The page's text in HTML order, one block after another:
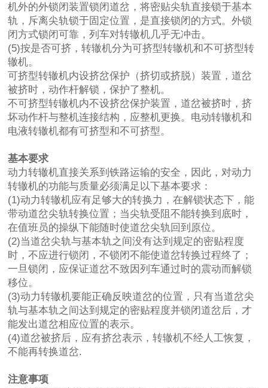
机外的外锁闭装置锁闭道岔，将密贴尖轨直接锁于基本
轨，斥离尖轨锁于固定位置，是直接锁闭的方式。外锁
闭方式锁闭可靠，列车对转辙机几乎无冲击。
(5)按是否可挤，转辙机分为可挤型转辙机和不可挤型转
辙机。
可挤型转辙机内设挤岔保护（挤切或挤脱）装置，道岔
被挤时，动作杆解锁，保护了整机。
不可挤型转辙机内不设挤岔保护装置，道岔被挤时，挤
坏动作杆与整机连接结构，应整机更换。电动转辙机和
电液转辙机都有可挤型和不可挤型。
基本要求
动力转辙机直接关系到铁路运输的安全，因此，对动力
转辙机的功能与质量必须满足以下基本要求：
(1)动力转辙机应有足够大的转换力，在解锁状态下，能
带动道岔尖轨转换位置；当尖轨受阻不能转换到底时，
在值班员的操纵下能随时使道岔尖轨回到原位。
(2)当道岔尖轨与基本轨之间没有达到规定的密贴程度
时，不应进行锁闭，不锁闭不能使道岔转换过程终了；
一旦锁闭，应保证道岔不致因列车通过时的震动而解锁
移位。
(3)动力转辙机要能正确反映道岔的位置，只有当道岔尖
轨与基本轨之间达到规定的密贴程度并锁闭道岔后，才
能发出道岔相应位置的表示。
(4)道岔被挤后，应有挤岔表示，转辙机不经人工恢复，
不能再转换道岔.
注意事项